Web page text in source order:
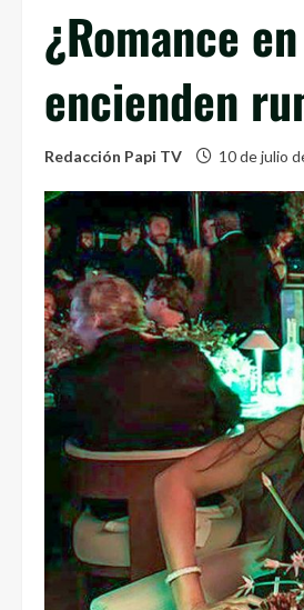
¿Romance
encienden
Redacción Papi TV 10 de julio